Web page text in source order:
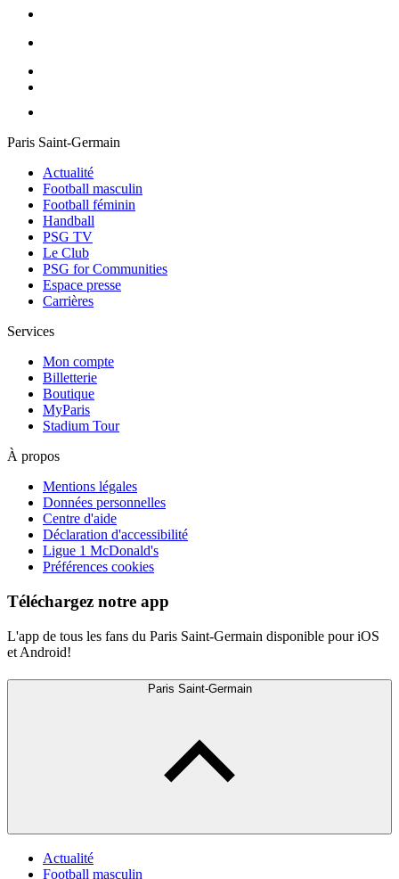
Paris Saint-Germain
Actualité
Football masculin
Football féminin
Handball
PSG TV
Le Club
PSG for Communities
Espace presse
Carrières
Services
Mon compte
Billetterie
Boutique
MyParis
Stadium Tour
À propos
Mentions légales
Données personnelles
Centre d'aide
Déclaration d'accessibilité
Ligue 1 McDonald's
Préférences cookies
Téléchargez notre app
L'app de tous les fans du Paris Saint-Germain disponible pour iOS
et Android!
Paris Saint-Germain
Actualité
Football masculin